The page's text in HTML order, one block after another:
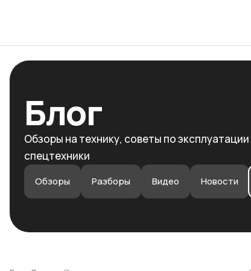
Блог
Обзоры на технику, советы по
спецтехники
Обзоры Разборы Видео Новости